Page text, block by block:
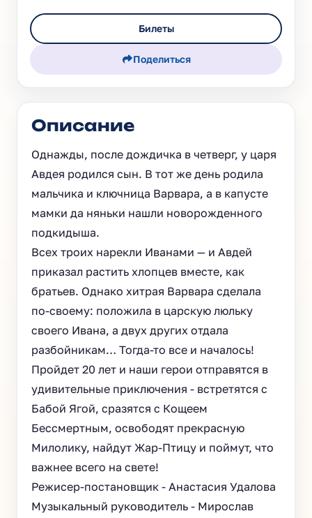
Билеты
Поделиться
Описание
Однажды, после дождичка в четверг, у царя
Авдея родился сын. В тот же день родила
мальчика и ключница Варвара, а в капусте
мамки да няньки нашли новорожденного
подкидыша.
Всех троих нарекли Иванами — и Авдей
приказал растить хлопцев вместе, как
братьев. Однако хитрая Варвара сделала
по-своему: положила в царскую люльку
своего Ивана, а двух других отдала
разбойникам… Тогда-то все и началось!
Пройдет 20 лет и наши герои отправятся в
удивительные приключения - встретятся с
Бабой Ягой, сразятся с Кощеем
Бессмертным, освободят прекрасную
Милолику, найдут Жар-Птицу и поймут, что
важнее всего на свете!
Режисер-постановщик - Анастасия Удалова
Музыкальный руководитель - Мирослав